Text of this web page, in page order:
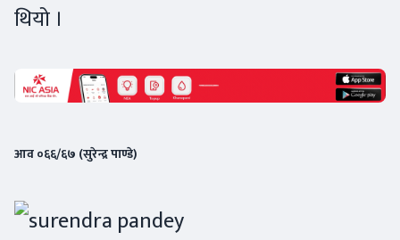
थियो ।
आव०६६/६७ (सुरेन्द्र पाण्डे)